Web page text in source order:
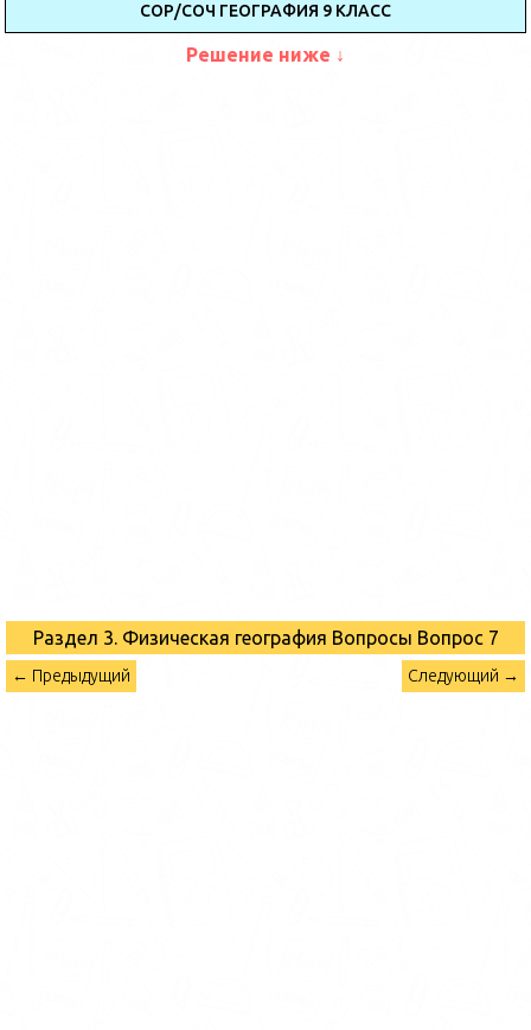
СОР/СОЧ ГЕОГРАФИЯ 9 КЛАСС
Решение ниже ↓
Раздел 3. Физическая география Вопросы Вопрос 7
← Предыдущий Следующий →